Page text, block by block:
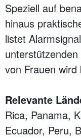
Speziell auf
hinaus
listet
von Frauen wird
Relevante
Rica, Panama,
Ecuador, Peru,